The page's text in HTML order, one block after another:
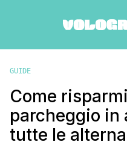
GUIDE
Come
parcheggio in
tutte le